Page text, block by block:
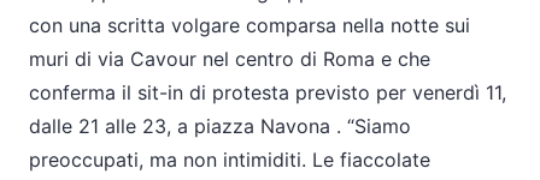
con una scritta volgare comparsa nella notte sui
muri di via Cavour nel centro di Roma e che
conferma il sit-in di protesta previsto per venerdì 11,
dalle 21 alle 23, a piazza Navona . “Siamo
preoccupati, ma non intimiditi. Le fiaccolate